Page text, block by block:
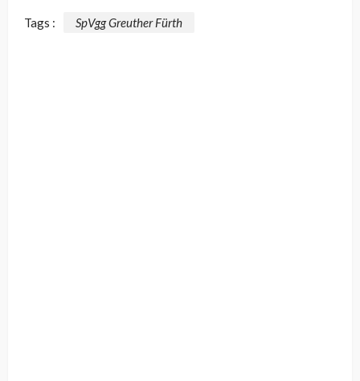
Tags : SpVgg Greuther Fürth